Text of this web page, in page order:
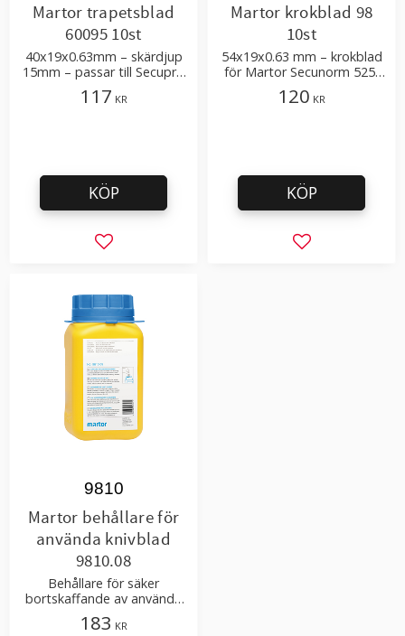
Martor trapetsblad
60095 10st
40x19x0.63mm – skärdjup
15mm – passar till Secupro
625, Secunorm 610 XDR -
kort, rundat
117 KR
Lägg till i favoriter
KÖP
Martor krokblad 98
10st
54x19x0.63 mm – krokblad
för Martor Secunorm 525,
Secupro 625, Maxisafe,
Megasafe
120 KR
Lägg till i
KÖP
Martor behållare för
använda knivblad
9810.08
Behållare för säker
bortskaffande av använda
blad. Använd med 9845
9810
183 KR